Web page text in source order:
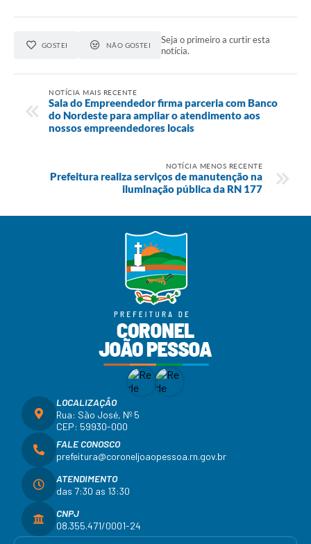
GOSTEI NÃO GOSTEI
Seja o primeiro a curtir esta
notícia.
NOTÍCIA MAIS RECENTE
Sala do Empreendedor firma parceria com Banco
do Nordeste para ampliar o atendimento aos
nossos empreendedores locais
NOTÍCIA MENOS RECENTE
Prefeitura realiza serviços de manutenção na
iluminação pública da RN 177
LOCALIZAÇÃO
Rua: São José, Nº 5
CEP: 59930-000
FALE CONOSCO
prefeitura@coroneljoaopessoa.rn.gov.br
ATENDIMENTO
das 7:30 as 13:30
CNPJ
08.355.471/0001-24